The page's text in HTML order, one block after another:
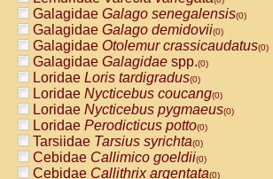
Galagidae Galago senegalensis(0)
Galagidae Galago demidovii(0)
Galagidae Otolemur crassicaudatus(0)
Galagidae Galagidae spp.(0)
Loridae Loris tardigradus(0)
Loridae Nycticebus coucang(0)
Loridae Nycticebus pygmaeus(0)
Loridae Perodicticus potto(0)
Tarsiidae Tarsius syrichta(0)
Cebidae Callimico goeldii(0)
Cebidae Callithrix argentata(0)